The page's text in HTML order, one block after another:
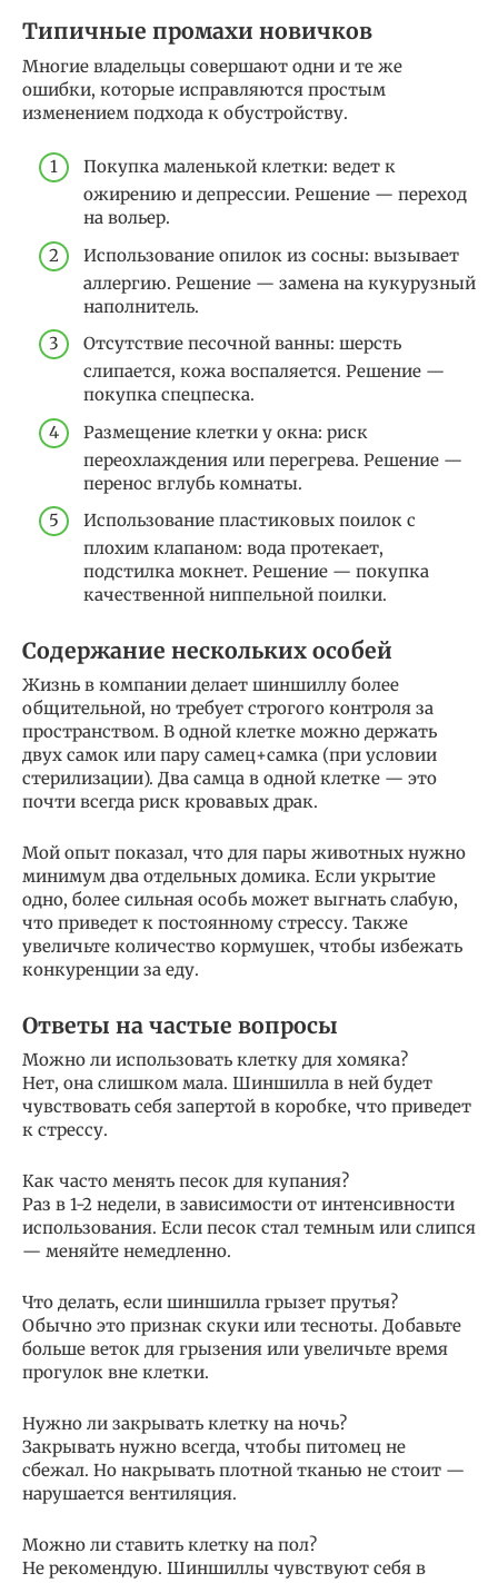
Типичные промахи новичков
Многие владельцы совершают одни и те же
ошибки, которые исправляются простым
изменением подхода к обустройству.
Покупка маленькой клетки: ведет к
ожирению и депрессии. Решение — переход
на вольер.
Использование опилок из сосны: вызывает
аллергию. Решение — замена на кукурузный
наполнитель.
Отсутствие песочной ванны: шерсть
слипается, кожа воспаляется. Решение —
покупка спецпеска.
Размещение клетки у окна: риск
переохлаждения или перегрева. Решение —
перенос вглубь комнаты.
Использование пластиковых поилок с
плохим клапаном: вода протекает,
подстилка мокнет. Решение — покупка
качественной ниппельной поилки.
Содержание нескольких особей
Жизнь в компании делает шиншиллу более
общительной, но требует строгого контроля за
пространством. В одной клетке можно держать
двух самок или пару самец+самка (при условии
стерилизации). Два самца в одной клетке — это
почти всегда риск кровавых драк.
Мой опыт показал, что для пары животных нужно
минимум два отдельных домика. Если укрытие
одно, более сильная особь может выгнать слабую,
что приведет к постоянному стрессу. Также
увеличьте количество кормушек, чтобы избежать
конкуренции за еду.
Ответы на частые вопросы
Можно ли использовать клетку для хомяка?
Нет, она слишком мала. Шиншилла в ней будет
чувствовать себя запертой в коробке, что приведет
к стрессу.
Как часто менять песок для купания?
Раз в 1-2 недели, в зависимости от интенсивности
использования. Если песок стал темным или слипся
— меняйте немедленно.
Что делать, если шиншилла грызет прутья?
Обычно это признак скуки или тесноты. Добавьте
больше веток для грызения или увеличьте время
прогулок вне клетки.
Нужно ли закрывать клетку на ночь?
Закрывать нужно всегда, чтобы питомец не
сбежал. Но накрывать плотной тканью не стоит —
нарушается вентиляция.
Можно ли ставить клетку на пол?
Не рекомендую. Шиншиллы чувствуют себя в